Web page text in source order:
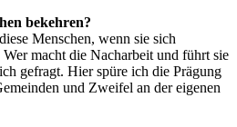
bekehren?
Menschen, wenn sie sich
macht die Nacharbeit und führt sie
gefragt. Hier spüre ich die Prägung
und Zweifel an der eigenen